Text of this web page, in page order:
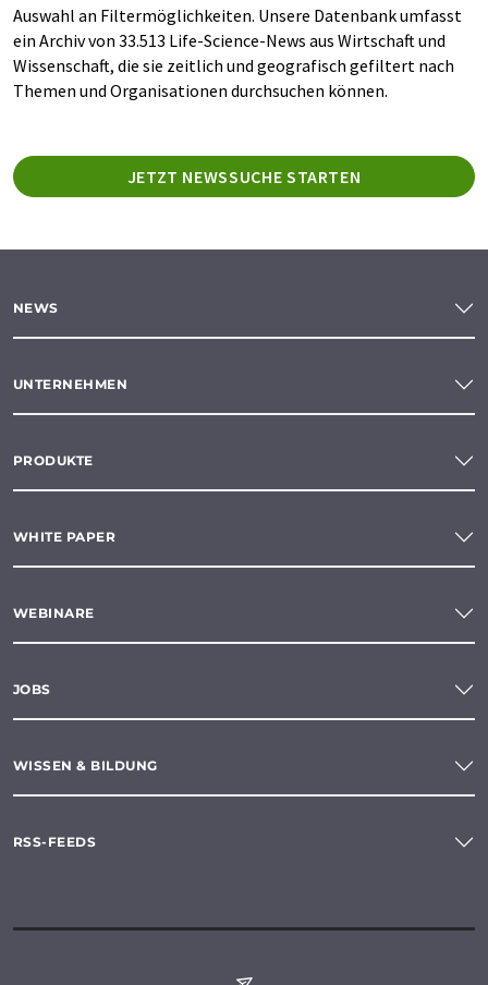
Auswahl an Filtermöglichkeiten. Unsere Datenbank umfasst
ein Archiv von 33.513 Life-Science-News aus Wirtschaft und
Wissenschaft, die sie zeitlich und geografisch gefiltert nach
Themen und Organisationen durchsuchen können.
JETZT NEWSSUCHE STARTEN
NEWS
UNTERNEHMEN
PRODUKTE
WHITE PAPER
WEBINARE
JOBS
WISSEN & BILDUNG
RSS-FEEDS